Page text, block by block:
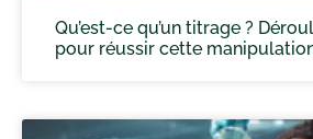
Qu’est-ce qu’un titrage ?
pour réussir cette